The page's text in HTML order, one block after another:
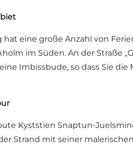
hat eine große Anzahl von
im Süden. An der Straße
Imbissbude, so dass Sie
Kyststien Snaptun-
Strand mit seiner